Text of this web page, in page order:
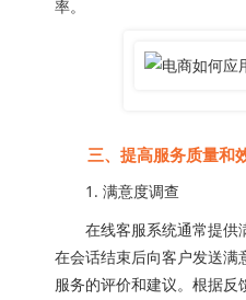
率。
三、提高服务质量和
1. 满意度调查
在线客服系统通常提供
在会话结束后向客户发送满
服务的评价和建议。根据